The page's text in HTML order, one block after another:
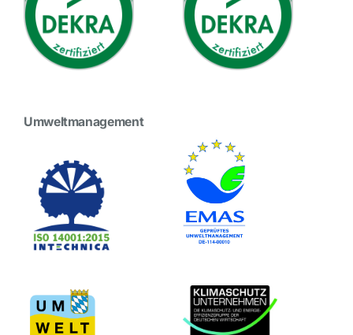
Umweltmanagement